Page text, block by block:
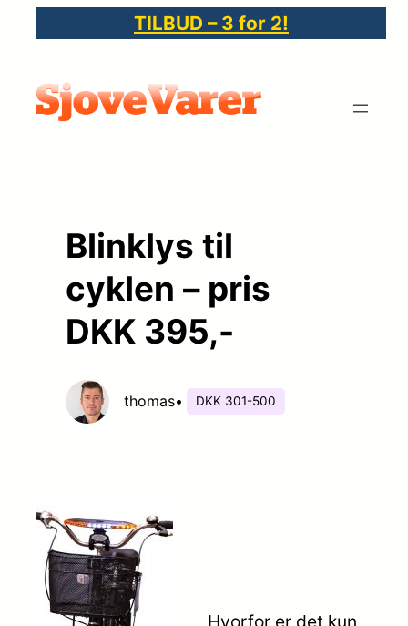
indhold
TILBUD – 3 for 2!
Blinklys til
cyklen – pris
DKK 395,-
thomas• DKK 301-500